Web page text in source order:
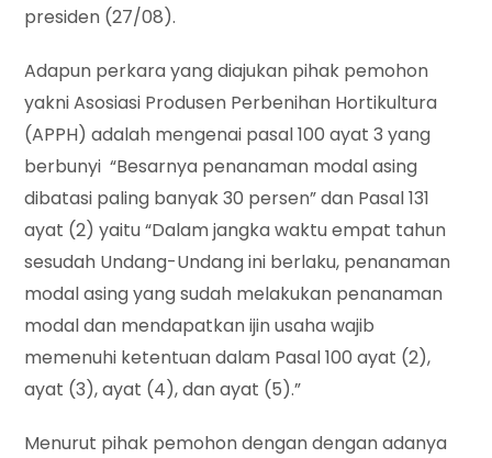
presiden (27/08).
Adapun perkara yang diajukan pihak pemohon
yakni Asosiasi Produsen Perbenihan Hortikultura
(APPH) adalah mengenai pasal 100 ayat 3 yang
berbunyi “Besarnya penanaman modal asing
dibatasi paling banyak 30 persen” dan Pasal 131
ayat (2) yaitu “Dalam jangka waktu empat tahun
sesudah Undang-Undang ini berlaku, penanaman
modal asing yang sudah melakukan penanaman
modal dan mendapatkan ijin usaha wajib
memenuhi ketentuan dalam Pasal 100 ayat (2),
ayat (3), ayat (4), dan ayat (5).”
Menurut pihak pemohon dengan dengan adanya